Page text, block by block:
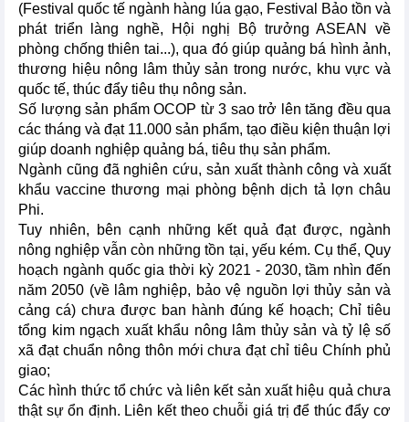
(Festival quốc tế ngành hàng lúa gạo, Festival Bảo tồn và
phát triển làng nghề, Hội nghị Bộ trưởng ASEAN về
phòng chống thiên tai...), qua đó giúp quảng bá hình ảnh,
thương hiệu nông lâm thủy sản trong nước, khu vực và
quốc tế, thúc đẩy tiêu thụ nông sản.
Số lượng sản phẩm OCOP từ 3 sao trở lên tăng đều qua
các tháng và đạt 11.000 sản phẩm, tạo điều kiện thuận lợi
giúp doanh nghiệp quảng bá, tiêu thụ sản phẩm.
Ngành cũng đã nghiên cứu, sản xuất thành công và xuất
khẩu vaccine thương mại phòng bệnh dịch tả lợn châu
Phi.
Tuy nhiên, bên cạnh những kết quả đạt được, ngành
nông nghiệp vẫn còn những tồn tại, yếu kém. Cụ thể, Quy
hoạch ngành quốc gia thời kỳ 2021 - 2030, tầm nhìn đến
năm 2050 (về lâm nghiệp, bảo vệ nguồn lợi thủy sản và
cảng cá) chưa được ban hành đúng kế hoạch; Chỉ tiêu
tổng kim ngạch xuất khẩu nông lâm thủy sản và tỷ lệ số
xã đạt chuẩn nông thôn mới chưa đạt chỉ tiêu Chính phủ
giao;
Các hình thức tổ chức và liên kết sản xuất hiệu quả chưa
thật sự ổn định. Liên kết theo chuỗi giá trị để thúc đẩy cơ